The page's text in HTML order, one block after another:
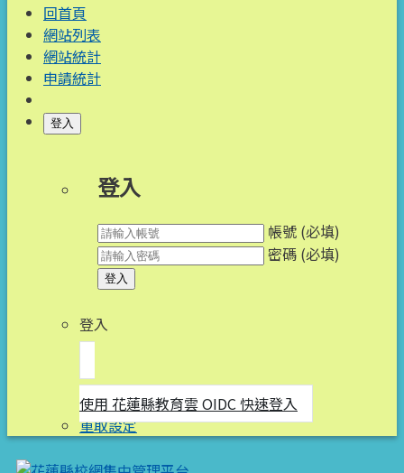
回首頁
網站列表
網站統計
申請統計
登入
登入
帳號 (必填)
密碼 (必填)
登入
登入
使用 花蓮縣教育雲 OIDC 快速登入
重取設定